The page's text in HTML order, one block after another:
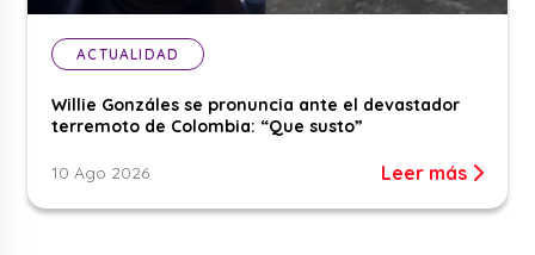
ACTUALIDAD
Willie Gonzáles se pronuncia ante el devastador
terremoto de Colombia: “Que susto”
10 Ago 2026 Leer más